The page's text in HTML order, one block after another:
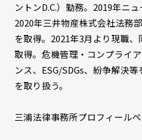
ントンD.C.）勤務。2019年ニ
2020年三井物産株式会社法務
を取得。2021年3月より現職
取得。危機管理・コンプライ
ンス、ESG/SDGs、紛争解決
を取り扱う。
三浦法律事務所プロフィール